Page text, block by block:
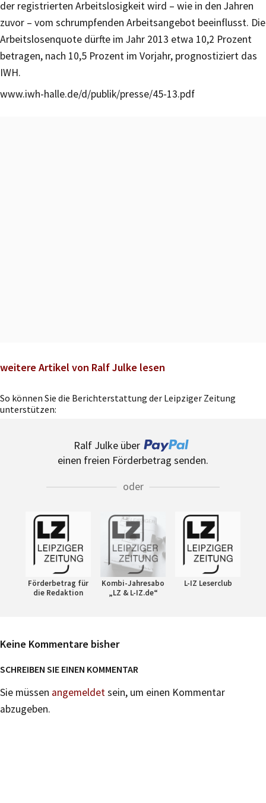
der registrierten Arbeitslosigkeit wird – wie in den Jahren
zuvor – vom schrumpfenden Arbeitsangebot beeinflusst. Die
Arbeitslosenquote dürfte im Jahr 2013 etwa 10,2 Prozent
betragen, nach 10,5 Prozent im Vorjahr, prognostiziert das
IWH.
www.iwh-halle.de/d/publik/presse/45-13.pdf
weitere Artikel von Ralf Julke lesen
So können Sie die Berichterstattung der Leipziger Zeitung
unterstützen:
Ralf Julke über
einen freien Förderbetrag senden.
oder
Förderbetrag für
die Redaktion
Kombi-Jahresabo
„LZ & L-IZ.de“
L-IZ Leserclub
Keine Kommentare bisher
SCHREIBEN SIE EINEN KOMMENTAR
Sie müssen angemeldetsein, um einen Kommentar
abzugeben.